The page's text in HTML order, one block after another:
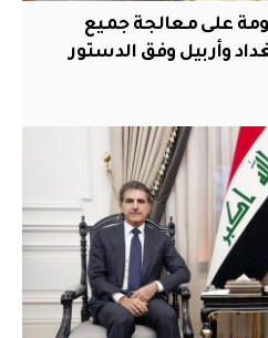
على معالجة جميع
وأربيل وفق الدستور